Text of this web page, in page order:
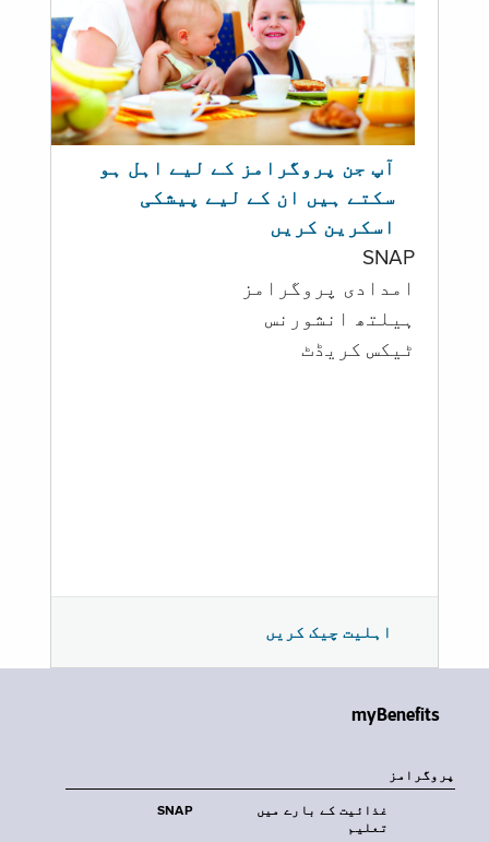
آپ جن پروگرامز کے لیے اہل ہو
سکتے ہیں ان کے لیے پیشکی
اسکرین کریں
SNAP
امدادی پروگرامز
‏ہیلتھ انشورنس
ٹیکس کریڈٹ
اہلیت چیک کریں
myBenefits
پروگرامز
SNAP
غذائیت کے بارے میں
تعلیم